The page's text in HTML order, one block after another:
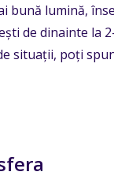
bună lumină,
de dinainte la
situații, poți